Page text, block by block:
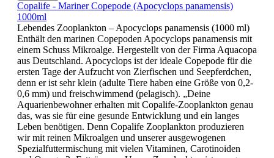
Copalife - Mariner Copepode (Apocyclops panamensis)
1000ml
Lebendes Zooplankton – Apocyclops panamensis (1000 ml)
Enthält den marinen Copepoden Apocyclops panamensis mit
einem Schuss Mikroalge. Hergestellt von der Firma Aquacopa
aus Deutschland. Apocyclops ist der ideale Copepode für die
ersten Tage der Aufzucht von Zierfischen und Seepferdchen,
denn er ist sehr klein (adulte Tiere haben eine Größe von 0,2-
0,6 mm) und freischwimmend (pelagisch). „Deine
Aquarienbewohner erhalten mit Copalife-Zooplankton genau
das, was sie für eine gesunde Entwicklung und ein langes
Leben benötigen. Denn Copalife Zooplankton produzieren
wir mit reinen Mikroalgen und unserer ausgewogenen
Spezialfuttermischung mit vielen Vitaminen, Carotinoiden